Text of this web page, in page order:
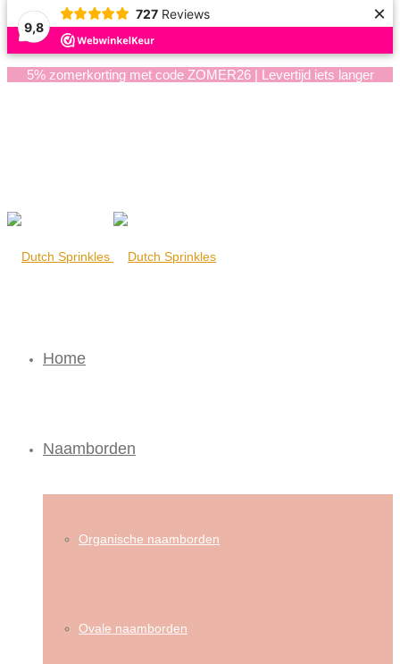
9,8
727 Reviews ×
5% zomerkorting met code ZOMER26 | Levertijd iets langer
Home
Naamborden
Organische naamborden
Ovale naamborden